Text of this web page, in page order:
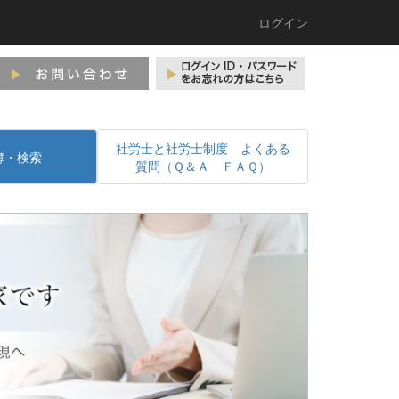
ログイン
・検索
社労士と社労士制度 よくある
質問（Ｑ＆Ａ ＦＡＱ）